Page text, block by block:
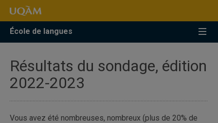
Accéder
recherche
Accéder
menu
pricipal
Accéder
zone
École de langues
Résultats du sondage, édition
2022-2023
Vous avez été nombreuses, nombreux (plus de 20% de